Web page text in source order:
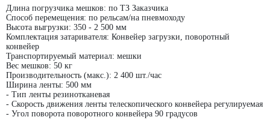
Длина погрузчика мешков: по ТЗ Заказчика
Способ перемещения: по рельсам/на пневмоходу
Высота выгрузки: 350 - 2 500 мм
Комплектация затаривателя: Конвейер загрузки, поворотный
конвейер
Транспортируемый материал: мешки
Вес мешков: 50 кг
Производительность (макс.): 2 400 шт./час
Ширина ленты: 500 мм
- Тип ленты резинотканевая
- Скорость движения ленты телескопического конвейера регулируемая
- Угол поворота поворотного конвейера 90 градусов